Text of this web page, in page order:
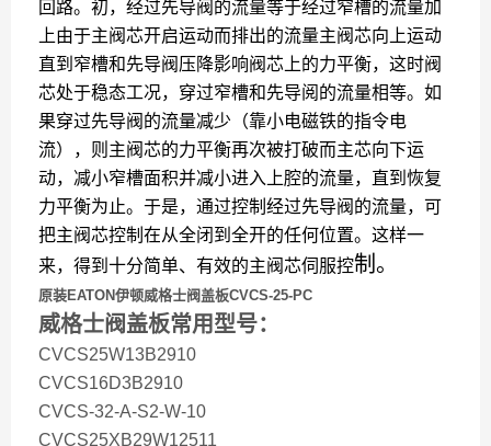
回路。初，经过先导阀的流量等于经过窄槽的流量加
上由于主阀芯开启运动而排出的流量主阀芯向上运动
直到窄槽和先导阀压降影响阀芯上的力平衡，这时阀
芯处于稳态工况，穿过窄槽和先导阅的流量相等。如
果穿过先导阀的流量减少（靠小电磁铁的指令电
流），则主阀芯的力平衡再次被打破而主芯向下运
动，减小窄槽面积并减小进入上腔的流量，直到恢复
力平衡为止。于是，通过控制经过先导阀的流量，可
把主阀芯控制在从全闭到全开的任何位置。这样一
来，得到十分简单、有效的主阀芯伺服控制。
原装EATON伊顿威格士阀盖板CVCS-25-PC
威格士阀盖板常用型号：
CVCS25W13B2910
CVCS16D3B2910
CVCS-32-A-S2-W-10
CVCS25XB29W12511